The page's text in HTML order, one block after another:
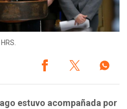
estuvo acompañada por